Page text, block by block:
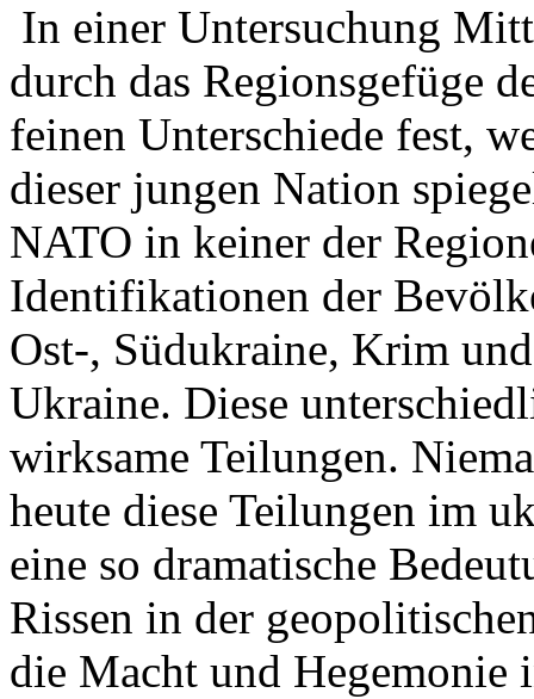
In einer Untersuchung
durch das Regionsgefüge
feinen Unterschiede fest,
dieser jungen Nation
NATO in keiner der
Identifikationen der
Ost-, Südukraine, Krim
Ukraine. Diese
wirksame Teilungen.
heute diese Teilungen im
eine so dramatische
Rissen in der
die Macht und Hegemonie